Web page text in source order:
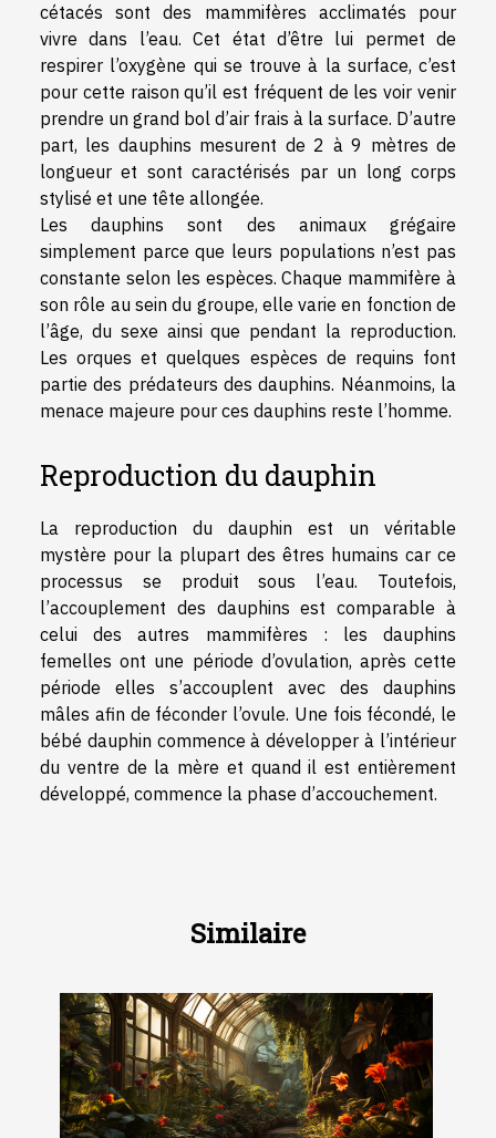
cétacés sont des mammifères acclimatés pour
vivre dans l’eau. Cet état d’être lui permet de
respirer l’oxygène qui se trouve à la surface, c’est
pour cette raison qu’il est fréquent de les voir venir
prendre un grand bol d’air frais à la surface. D’autre
part, les dauphins mesurent de 2 à 9 mètres de
longueur et sont caractérisés par un long corps
stylisé et une tête allongée.
Les dauphins sont des animaux grégaire
simplement parce que leurs populations n’est pas
constante selon les espèces. Chaque mammifère à
son rôle au sein du groupe, elle varie en fonction de
l’âge, du sexe ainsi que pendant la reproduction.
Les orques et quelques espèces de requins font
partie des prédateurs des dauphins. Néanmoins, la
menace majeure pour ces dauphins reste l’homme.
Reproduction du dauphin
La reproduction du dauphin est un véritable
mystère pour la plupart des êtres humains car ce
processus se produit sous l’eau. Toutefois,
l’accouplement des dauphins est comparable à
celui des autres mammifères : les dauphins
femelles ont une période d’ovulation, après cette
période elles s’accouplent avec des dauphins
mâles afin de féconder l’ovule. Une fois fécondé, le
bébé dauphin commence à développer à l’intérieur
du ventre de la mère et quand il est entièrement
développé, commence la phase d’accouchement.
Similaire